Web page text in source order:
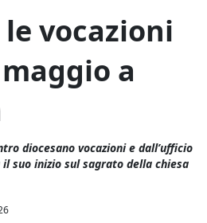
vocazioni
a
diocesano vocazioni e dall’ufficio
suo inizio sul sagrato della chiesa